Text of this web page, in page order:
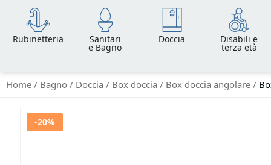
Rubinetteria Sanitari
e Bagno
Doccia Disabili e
terza età
Home Bagno Doccia Box doccia Box doccia angolare
Vai
-20%